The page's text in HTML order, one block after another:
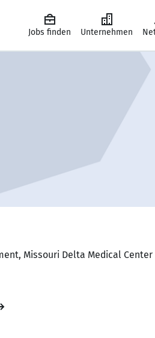
Jobs finden Unternehmen
Missouri Delta Medical Center